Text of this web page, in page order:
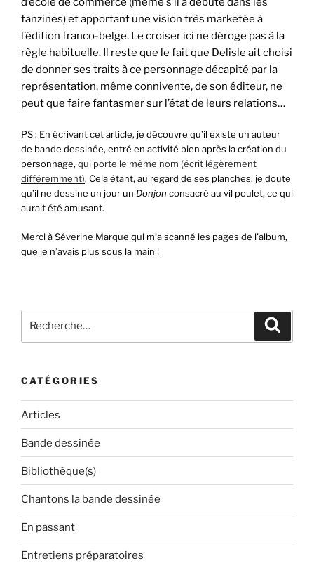
fanzines) et apportant une vision très marketée à
l’édition franco-belge. Le croiser ici ne déroge pas à la
règle habituelle. Il reste que le fait que Delisle ait choisi
de donner ses traits à ce personnage décapité par la
représentation, même connivente, de son éditeur, ne
peut que faire fantasmer sur l’état de leurs relations…
PS : En écrivant cet article, je découvre qu’il existe un auteur
de bande dessinée, entré en activité bien après la création du
personnage, qui porte le même nom (écrit légèrement
différemment). Cela étant, au regard de ses planches, je doute
qu’il ne dessine un jour un Donjon consacré au vil poulet, ce qui
aurait été amusant.
Merci à Séverine Marque qui m’a scanné les pages de l’album,
que je n’avais plus sous la main !
pour
CATÉGORIES
Articles
Bande dessinée
Bibliothèque(s)
Chantons la bande dessinée
En passant
Entretiens préparatoires